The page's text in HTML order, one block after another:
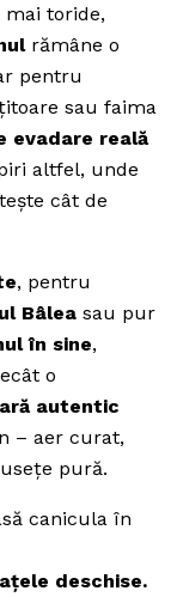
mai toride,
rămâne o
pentru
sau faima
evadare reală
altfel, unde
cât de
, pentru
Bâlea sau pur
în sine,
o
autentic
– aer curat,
pură.
canicula în
deschise.